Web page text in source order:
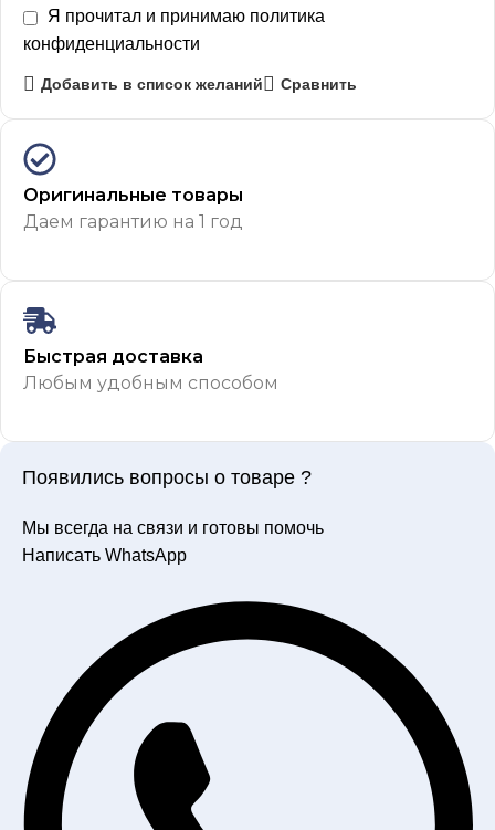
Я прочитал и принимаю политика
конфиденциальности
Добавить в список желаний Сравнить
Оригинальные товары
Даем гарантию на 1 год
Быстрая доставка
Любым удобным способом
Появились вопросы о товаре ?
Мы всегда на связи и готовы помочь
Написать WhatsApp